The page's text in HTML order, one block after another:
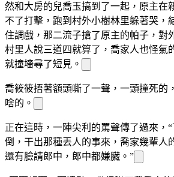
然和大房的兒喬玉搞到了一起，原主在
不了打擊，跑到村外小樹林里躲著哭，
住調戲，那二流子搶了原主的帕子，對
村里人說三道四就算了，喬家人也怪氣
就撞墻尋了短見。
喬筱筱捂著額頭嘶了一聲，一頭撞死的
啥的。
正在這時，一陣尖利的罵聲傳了過來，
倒，干出那種丟人的事來，喬家幾輩人
還有臉請郎中，郎中都嫌臟。”